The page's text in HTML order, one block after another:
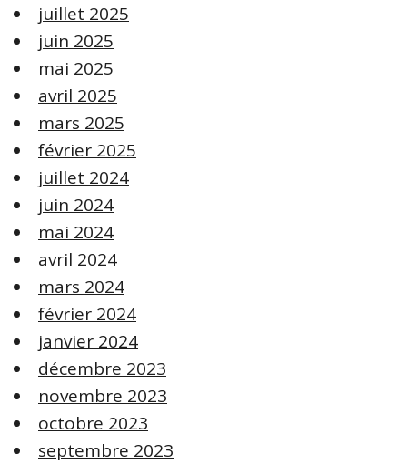
juillet 2025
juin 2025
mai 2025
avril 2025
mars 2025
février 2025
juillet 2024
juin 2024
mai 2024
avril 2024
mars 2024
février 2024
janvier 2024
décembre 2023
novembre 2023
octobre 2023
septembre 2023